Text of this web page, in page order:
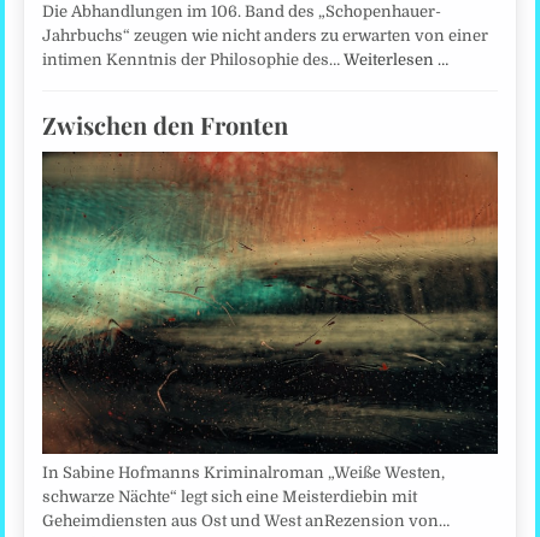
Die Abhandlungen im 106. Band des „Schopenhauer-
Jahrbuchs“ zeugen wie nicht anders zu erwarten von einer
intimen Kenntnis der Philosophie des…Weiterlesen …
Zwischen den Fronten
In Sabine Hofmanns Kriminalroman „Weiße Westen,
schwarze Nächte“ legt sich eine Meisterdiebin mit
Geheimdiensten aus Ost und West anRezension von…